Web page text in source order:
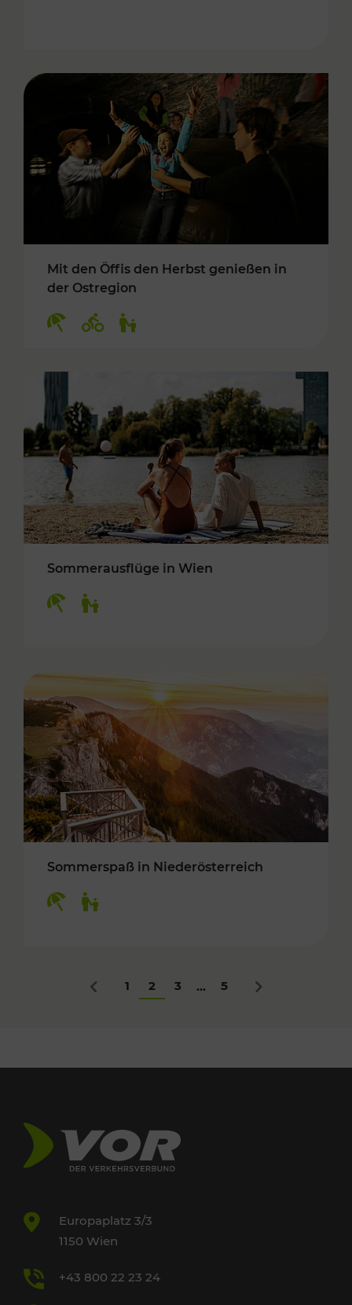
Mit den Öffis den Herbst genießen in
der Ostregion
Sommerausflüge in Wien
Sommerspaß in Niederösterreich
Zurück
1 2 3 ... 5 Nächstes
Europaplatz 3/3
1150 Wien
+43 800 22 23 24